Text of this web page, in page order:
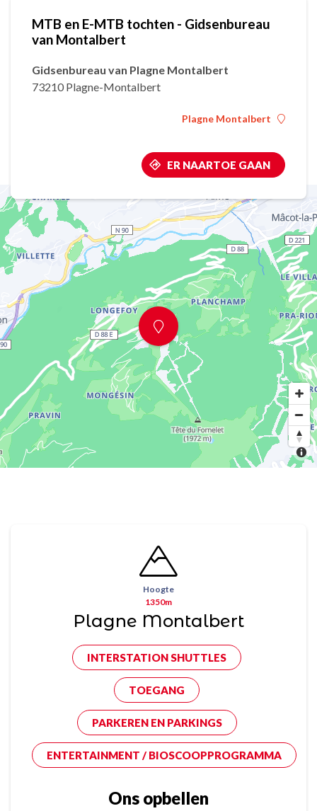
MTB en E-MTB tochten - Gidsenbureau
van Montalbert
Gidsenbureau van Plagne Montalbert
73210 Plagne-Montalbert
Plagne Montalbert
ER NAARTOE GAAN
Hoogte
1350m
Plagne Montalbert
INTERSTATION SHUTTLES
TOEGANG
PARKEREN EN PARKINGS
ENTERTAINMENT / BIOSCOOPPROGRAMMA
Ons opbellen